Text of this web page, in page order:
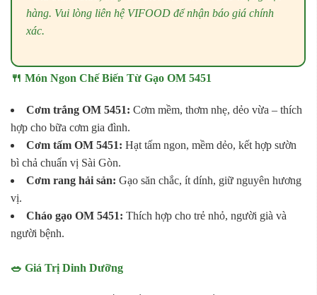
hàng. Vui lòng liên hệ VIFOOD để nhận báo giá chính
xác.
🍴 Món Ngon Chế Biến Từ Gạo OM 5451
Cơm trắng OM 5451: Cơm mềm, thơm nhẹ, dẻo vừa – thích
hợp cho bữa cơm gia đình.
Cơm tấm OM 5451: Hạt tấm ngon, mềm dẻo, kết hợp sườn
bì chả chuẩn vị Sài Gòn.
Cơm rang hải sản: Gạo săn chắc, ít dính, giữ nguyên hương
vị.
Cháo gạo OM 5451: Thích hợp cho trẻ nhỏ, người già và
người bệnh.
🥗 Giá Trị Dinh Dưỡng